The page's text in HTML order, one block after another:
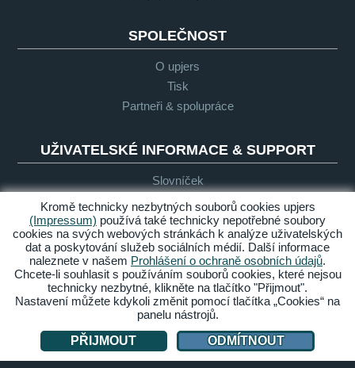
SPOLEČNOST
O upjers
Tisk
Partneři & spolupráce
UŽIVATELSKÉ INFORMACE & SUPPORT
Slovníček
Obecné zásady pro "Let's Play"
Podpora
Impresum
Ochrana
osobních
údajů
Podmínky
Bezbariérový
přístup
Spravovat cookies
Kromě technicky nezbytných souborů cookies upjers
(Impressum) používá také technicky nepotřebné soubory
cookies na svých webových stránkách k analýze uživatelských
dat a poskytování služeb sociálních médií. Další informace
naleznete v našem Prohlášení o ochraně osobních údajů.
Chcete-li souhlasit s používáním souborů cookies, které nejsou
technicky nezbytné, klikněte na tlačítko "Přijmout".
Nastavení můžete kdykoli změnit pomocí tlačítka „Cookies“ na
panelu nástrojů.
PŘIJMOUT
ODMÍTNOUT